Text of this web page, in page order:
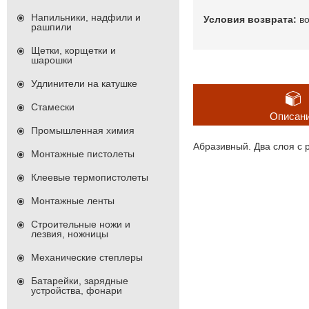
Абразивный. Два слоя с
Напильники, надфили и
рашпили
Щетки, корщетки и
шарошки
Удлинители на катушке
Стамески
Промышленная химия
Монтажные пистолеты
Клеевые термопистолеты
Монтажные ленты
Строительные ножи и
лезвия, ножницы
Механические степлеры
Батарейки, зарядные
устройства, фонари